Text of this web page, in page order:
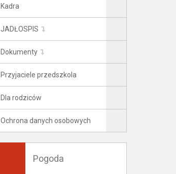
Kadra
JADŁOSPIS
Dokumenty
Przyjaciele przedszkola
Dla rodziców
Ochrona danych osobowych
Pogoda